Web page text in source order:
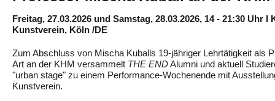
Freitag, 27.03.2026 und Samstag, 28.03.2026, 14 - 21:30 Uhr I
Kunstverein, Köln /DE
Zum Abschluss von Mischa Kuballs 19-jähriger Lehrtätigkeit als
Art an der KHM versammelt THE ENDAlumni und aktuell
"urban stage" zu einem Performance-Wochenende mit
Kunstverein.